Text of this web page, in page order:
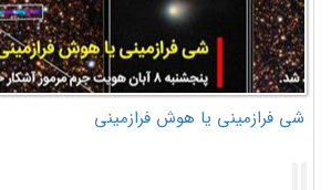
شی فرازمینی یا هوش فرازمینی